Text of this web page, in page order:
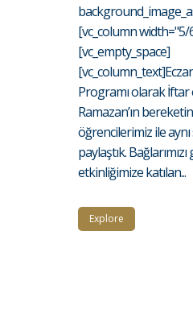
[vc_column width="5/
[vc_empty_space]
Programı olarak
Ramazan’ın
öğrencilerimiz ile
paylaştık.
etkinliğimize katılan...
Explore